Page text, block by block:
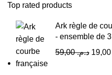
Top rated products
Ark règle de
- ensemble de
د.م.59,00